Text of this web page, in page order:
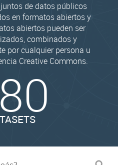
de datos públicos
en formatos abiertos y
abiertos pueden ser
combinados y
por cualquier persona u
Creative Commons.